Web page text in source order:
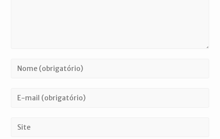
Digite
ou
de
Digite
de
Digite